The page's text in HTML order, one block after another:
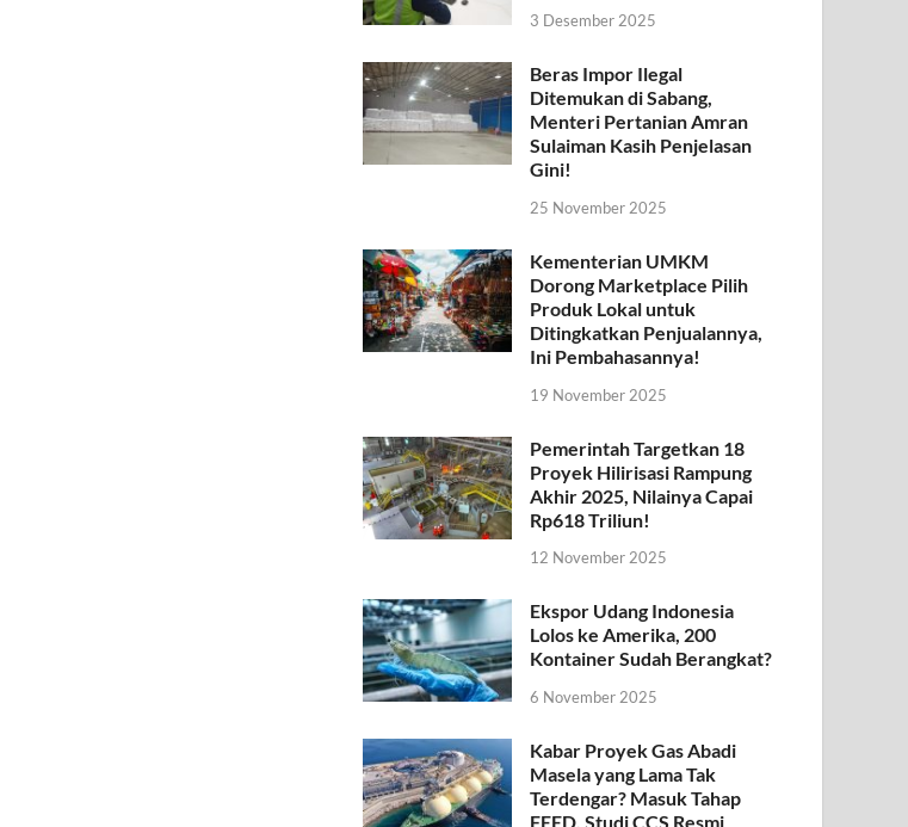
3 Desember 2025
Beras Impor Ilegal
Ditemukan di Sabang,
Menteri Pertanian Amran
Sulaiman Kasih Penjelasan
Gini!
25 November 2025
Kementerian UMKM
Dorong Marketplace Pilih
Produk Lokal untuk
Ditingkatkan Penjualannya,
Ini Pembahasannya!
19 November 2025
Pemerintah Targetkan 18
Proyek Hilirisasi Rampung
Akhir 2025, Nilainya Capai
Rp618 Triliun!
12 November 2025
Ekspor Udang Indonesia
Lolos ke Amerika, 200
Kontainer Sudah Berangkat?
6 November 2025
Kabar Proyek Gas Abadi
Masela yang Lama Tak
Terdengar? Masuk Tahap
FEED, Studi CCS Resmi